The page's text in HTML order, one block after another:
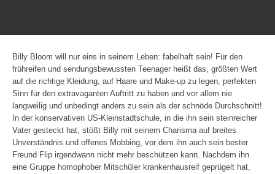
Billy Bloom will nur eins in seinem Leben: fabelhaft sein! Für den
frühreifen und sendungsbewussten Teenager heißt das, größten Wert
auf die richtige Kleidung, auf Haare und Make-up zu legen, perfekten
Sinn für den extravaganten Auftritt zu haben und vor allem nie
langweilig und unbedingt anders zu sein als der schnöde Durchschnitt!
In der konservativen US-Kleinstadtschule, in die ihn sein steinreicher
Vater gesteckt hat, stößt Billy mit seinem Charisma auf breites
Unverständnis und offenes Mobbing, vor dem ihn auch sein bester
Freund Flip irgendwann nicht mehr beschützen kann. Nachdem ihn
eine Gruppe homophober Mitschüler krankenhausreif geprügelt hat,